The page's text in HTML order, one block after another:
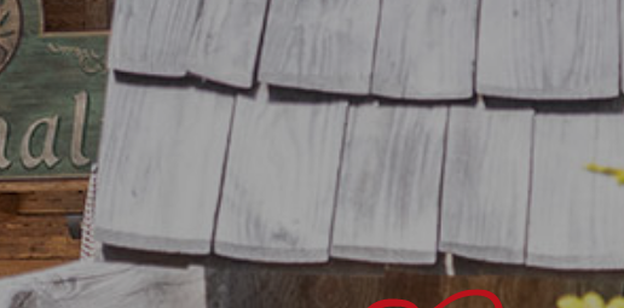
Die Hochalm
Gastgeber & Team